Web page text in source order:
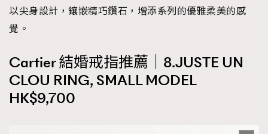
以尖身設計，鑲嵌精巧鑽石，增添系列的優雅柔美的感
覺。
Cartier 結婚戒指推薦｜8.JUSTE UN
CLOU RING, SMALL MODEL
HK$9,700